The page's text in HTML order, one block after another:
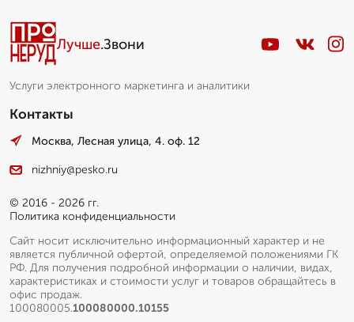
Лучше.Звони
Услуги электронного маркетинга и аналитики
Контакты
Москва, Лесная улица, 4. оф. 12
nizhniy@pesko.ru
© 2016 - 2026 гг.
Политика конфиденциальности
Сайт носит исключительно информационный характер и не
является публичной офертой, определяемой положениями ГК
РФ. Для получения подробной информации о наличии, видах,
характеристиках и стоимости услуг и товаров обращайтесь в
офис продаж.
100080005.100080000.10155